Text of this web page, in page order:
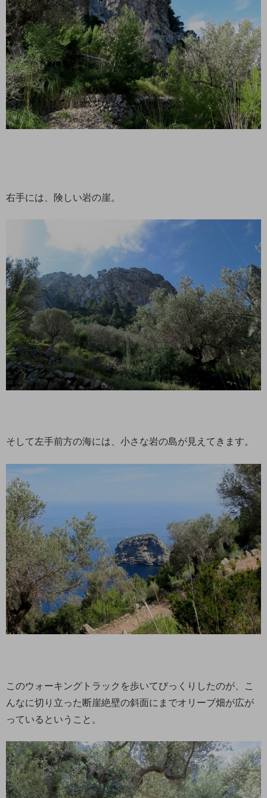
右手には、険しい岩の崖。
そして左手前方の海には、小さな岩の島が見えてきます。
このウォーキングトラックを歩いてびっくりしたのが、こ
んなに切り立った断崖絶壁の斜面にまでオリーブ畑が広が
っているということ。